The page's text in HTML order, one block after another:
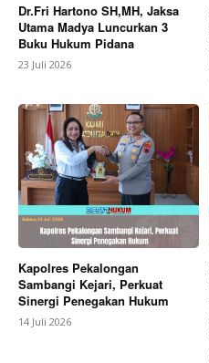
Dr.Fri Hartono SH,MH, Jaksa
Utama Madya Luncurkan 3
Buku Hukum Pidana
23 Juli 2026
Kapolres Pekalongan
Sambangi Kejari, Perkuat
Sinergi Penegakan Hukum
14 Juli 2026